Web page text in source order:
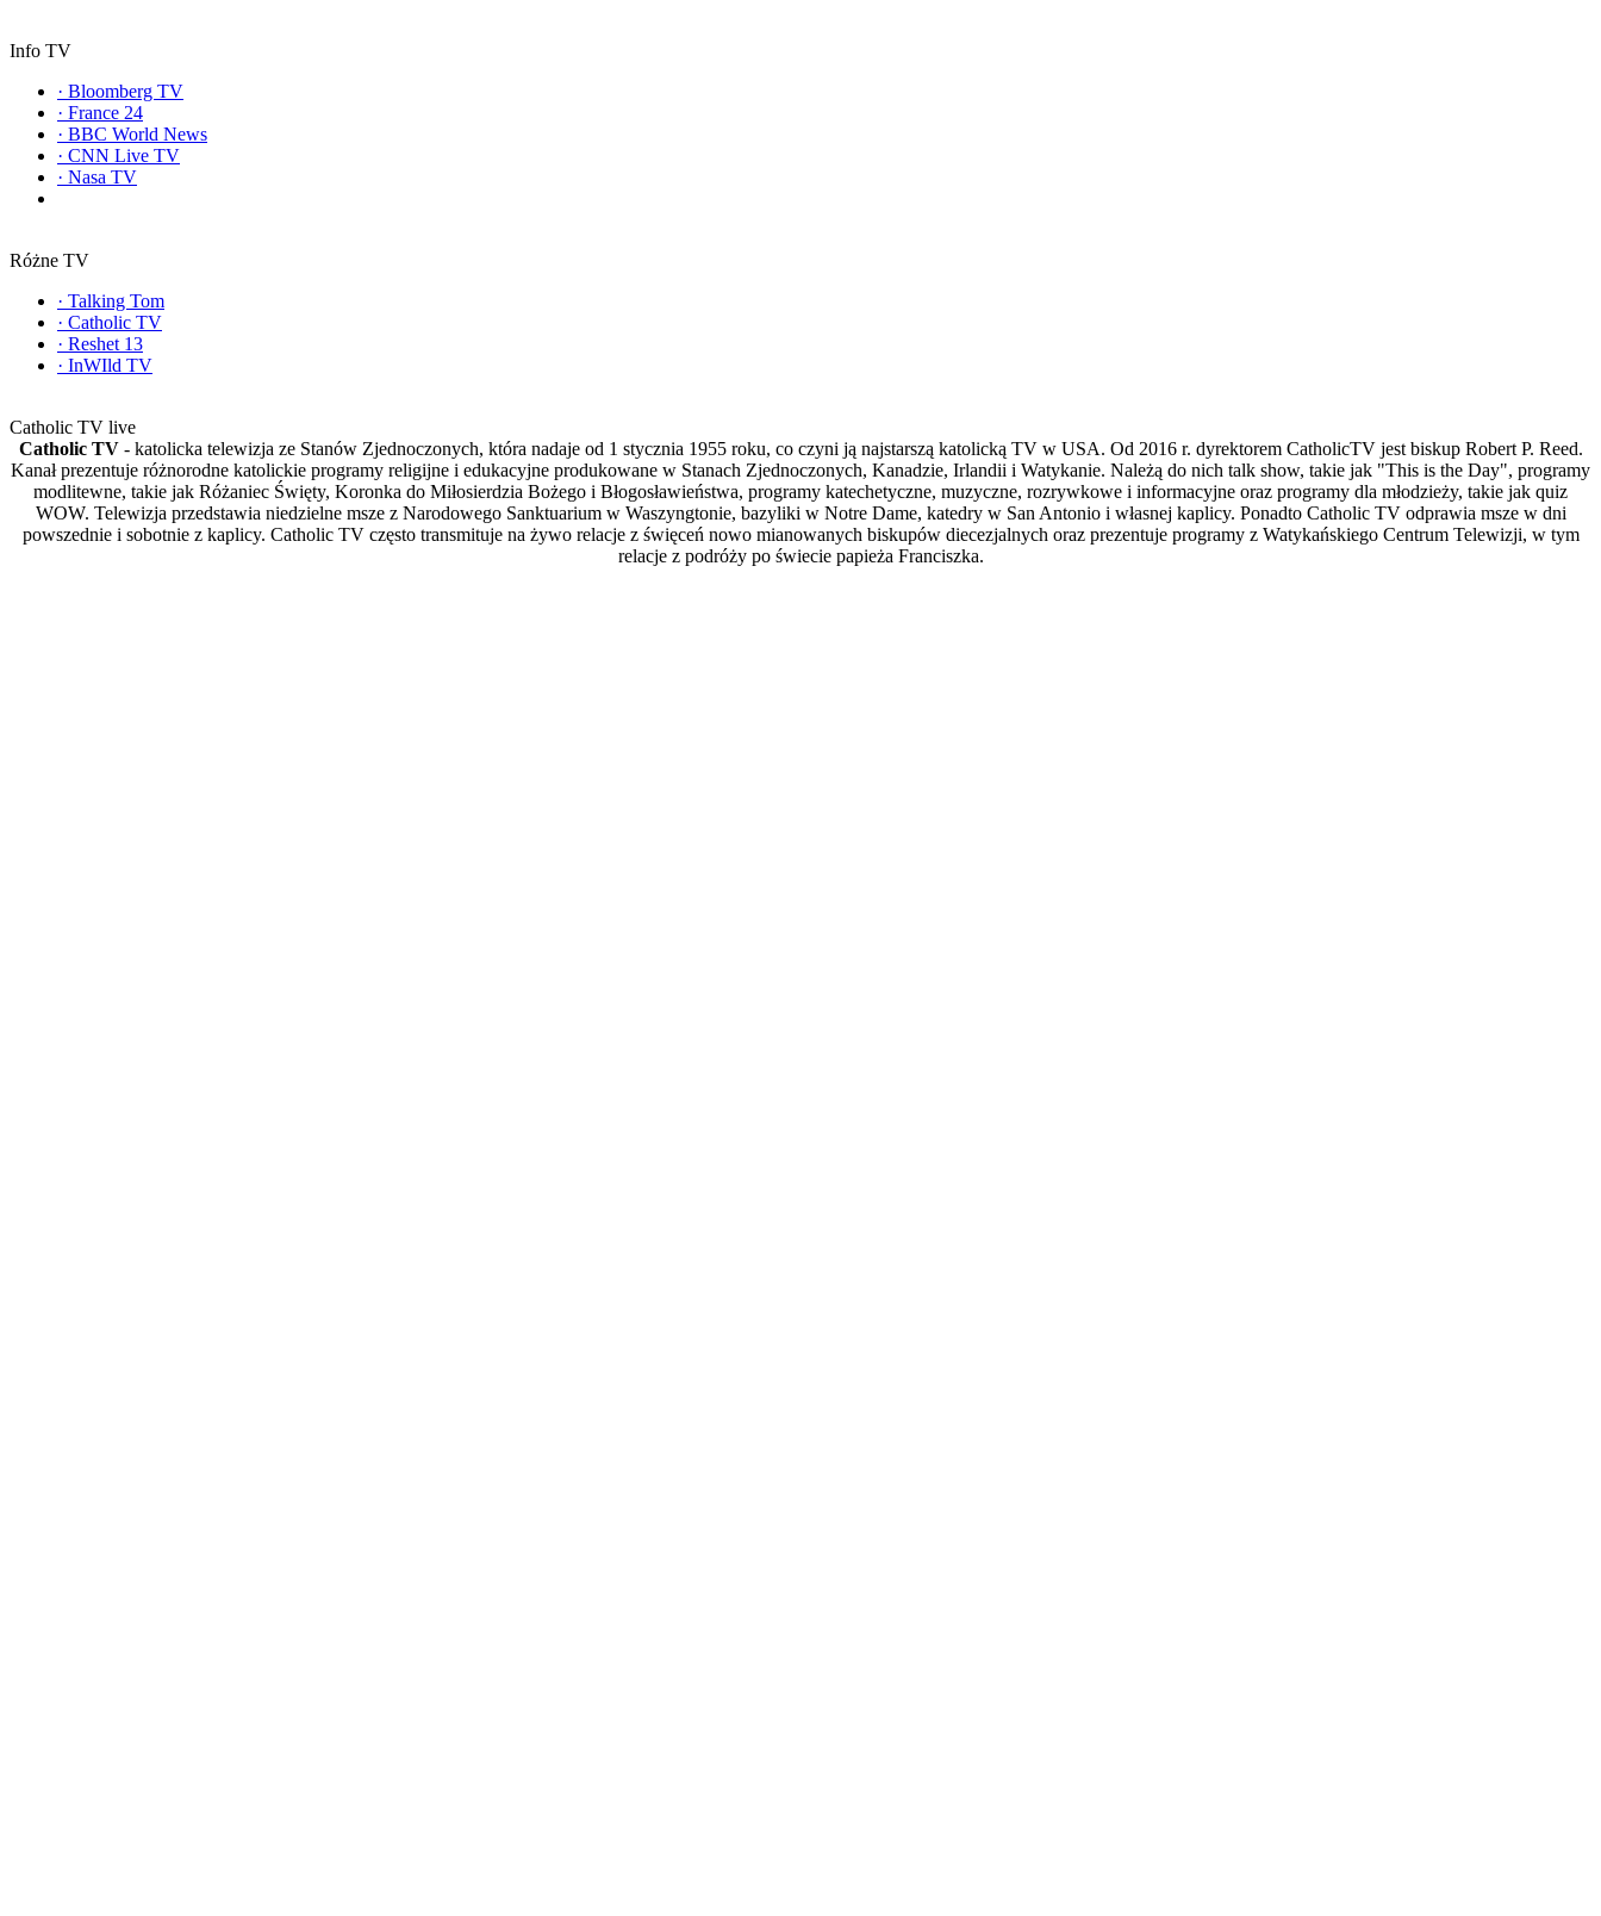
Info TV
· Bloomberg TV
· France 24
· BBC World News
· CNN Live TV
· Nasa TV
Różne TV
· Talking Tom
· Catholic TV
· Reshet 13
· InWIld TV
Catholic TV live
Catholic TV- katolicka telewizja ze Stanów Zjednoczonych, która nadaje od 1 stycznia 1955 roku, co czyni ją najstarszą katolicką TV w USA. Od 2016 r. dyrektorem CatholicTV jest biskup Robert P. Reed.
Kanał prezentuje różnorodne katolickie programy religijne i edukacyjne produkowane w Stanach Zjednoczonych, Kanadzie, Irlandii i Watykanie. Należą do nich talk show, takie jak "This is the Day", programy
modlitewne, takie jak Różaniec Święty, Koronka do Miłosierdzia Bożego i Błogosławieństwa, programy katechetyczne, muzyczne, rozrywkowe i informacyjne oraz programy dla młodzieży, takie jak quiz
WOW. Telewizja przedstawia niedzielne msze z Narodowego Sanktuarium w Waszyngtonie, bazyliki w Notre Dame, katedry w San Antonio i własnej kaplicy. Ponadto Catholic TV odprawia msze w dni
powszednie i sobotnie z kaplicy. Catholic TV często transmituje na żywo relacje z święceń nowo mianowanych biskupów diecezjalnych oraz prezentuje programy z Watykańskiego Centrum Telewizji, w tym
relacje z podróży po świecie papieża Franciszka.